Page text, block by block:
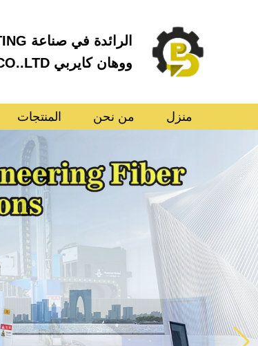
الرائدة في صناعة CNC EUTTING في الصين
ووهان كايربي CNC TECHNOLOGY CO..LTD
منزل من نحن المنتجات